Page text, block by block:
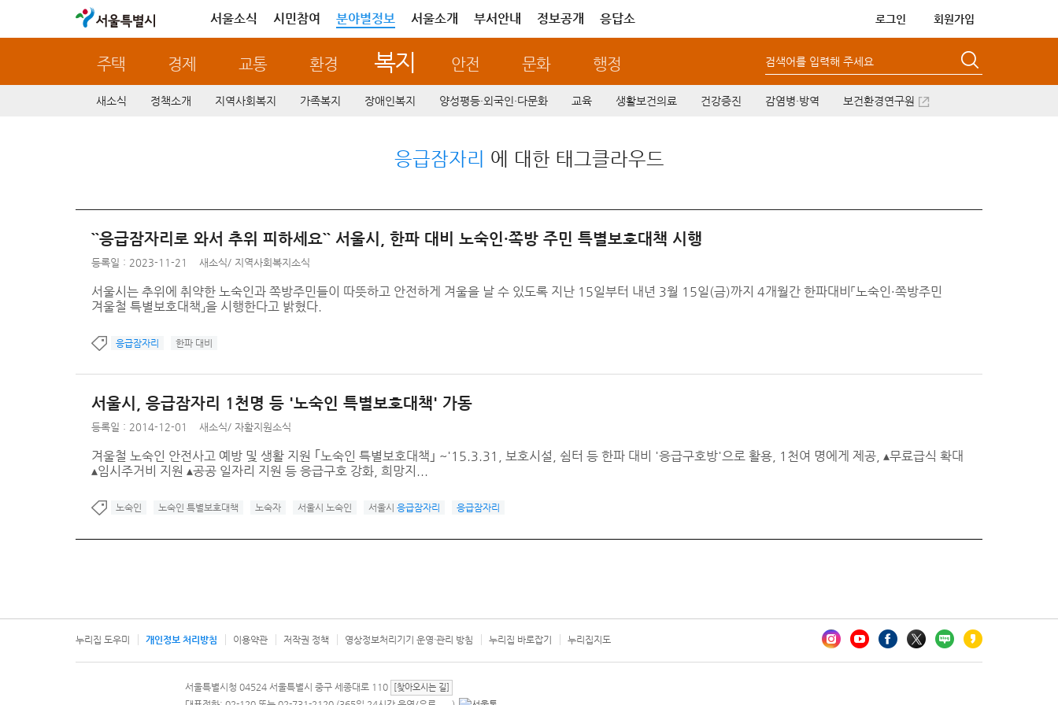
서울특별시 서울소식 시민참여 분야별정보 서울소개 부서안내 정보공개 응답소 로그인 회원가입
주택 경제 교통 환경 복지 안전 문화 행정 검색어를 입력해 주세요
새소식 정책소개 지역사회복지 가족복지 장애인복지 양성평등·외국인·다문화 교육 생활보건의료 건강증진 감염병·방역 보건환경연구원
응급잠자리 에 대한 태그클라우드
``응급잠자리로 와서 추위 피하세요`` 서울시, 한파 대비 노숙인·쪽방 주민 특별보호대책 시행
등록일 : 2023-11-21 새소식/ 지역사회복지소식
서울시는 추위에 취약한 노숙인과 쪽방주민들이 따뜻하고 안전하게 겨울을 날 수 있도록 지난 15일부터 내년 3월 15일(금)까지 4개월간 한파대비「노숙인·쪽방주민
겨울철 특별보호대책」을 시행한다고 밝혔다.
응급잠자리 한파 대비
서울시, 응급잠자리 1천명 등 '노숙인 특별보호대책' 가동
등록일 : 2014-12-01 새소식/ 자활지원소식
겨울철 노숙인 안전사고 예방 및 생활 지원 ｢노숙인 특별보호대책｣ ~'15.3.31, 보호시설, 쉼터 등 한파 대비 '응급구호방'으로 활용, 1천여 명에게 제공, ▴무료급식 확대
▴임시주거비 지원 ▴공공 일자리 지원 등 응급구호 강화, 희망지...
노숙인 노숙인 특별보호대책 노숙자 서울시 노숙인 서울시 응급잠자리 응급잠자리
누리집 도우미 개인정보 처리방침 이용약관 저작권 정책 영상정보처리기기 운영·관리 방침 누리집 바로잡기 누리집지도
문의 전화번호 120, 120 다산콜재단
서울특별시청 04524 서울특별시 중구 세종대로 110 [찾아오시는 길]